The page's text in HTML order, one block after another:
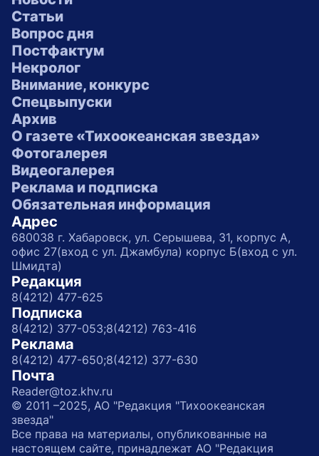
Статьи
Вопрос дня
Постфактум
Некролог
Внимание, конкурс
Спецвыпуски
Архив
О газете «Тихоокеанская звезда»
Фотогалерея
Видеогалерея
Реклама и подписка
Обязательная информация
Адрес
680038 г. Хабаровск, ул. Серышева, 31, корпус А,
офис 27(вход с ул. Джамбула) корпус Б(вход с ул.
Шмидта)
Редакция
8(4212) 477-625
Подписка
8(4212) 377-053;8(4212) 763-416
Реклама
8(4212) 477-650;8(4212) 377-630
Почта
Reader@toz.khv.ru
© 2011 –2025, АО "Редакция "Тихоокеанская
звезда"
Все права на материалы, опубликованные на
настоящем сайте, принадлежат АО "Редакция